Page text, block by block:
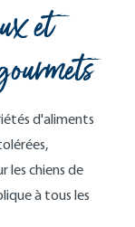
et
d'aliments
les chiens de
à tous les